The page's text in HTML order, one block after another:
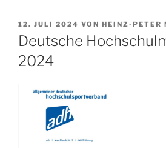
VERÖFFENTLICHT
AM
12. JULI 2024 VON HEINZ-PETER
Deutsche
2024